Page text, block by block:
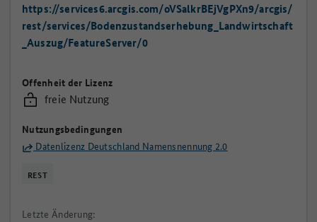
https://services6.arcgis.com/oVSalkrBEjVgPXn9/arcgis/
rest/services/Bodenzustandserhebung_Landwirtschaft
_Auszug/FeatureServer/0
Offenheit der Lizenz
freie Nutzung
Nutzungsbedingungen
Datenlizenz Deutschland Namensnennung 2.0
REST
Letzte Änderung: